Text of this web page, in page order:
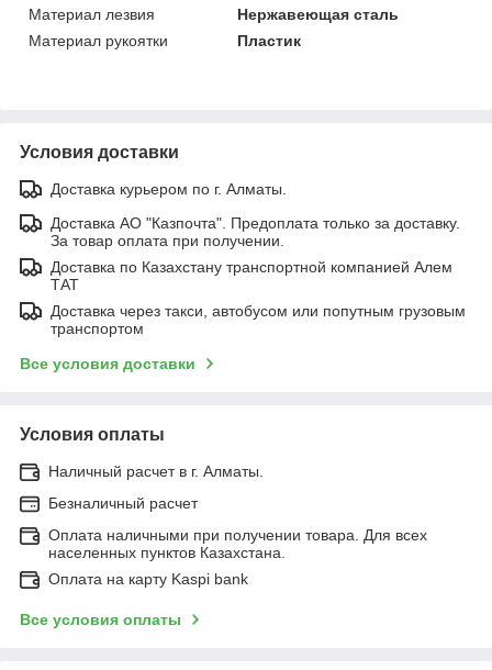
Материал лезвия
Нержавеющая сталь
Материал рукоятки
Пластик
Условия доставки
Доставка курьером по г. Алматы.
Доставка АО "Казпочта". Предоплата только за доставку.
За товар оплата при получении.
Доставка по Казахстану транспортной компанией Алем
ТАТ
Доставка через такси, автобусом или попутным грузовым
транспортом
Все условия доставки
Условия оплаты
Наличный расчет в г. Алматы.
Безналичный расчет
Оплата наличными при получении товара. Для всех
населенных пунктов Казахстана.
Оплата на карту Kaspi bank
Все условия оплаты